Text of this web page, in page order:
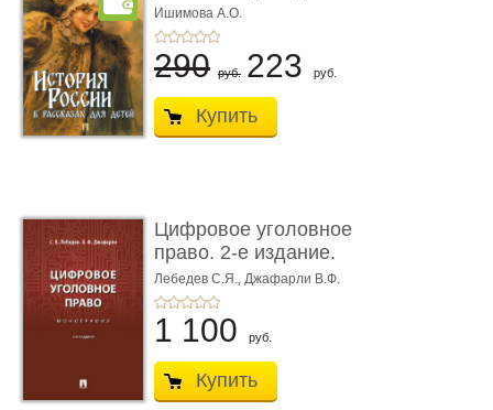
Ишимова А.О.
290 руб. 223 руб.
Купить
Цифровое уголовное
право. 2-е издание.
Монограф ...
Лебедев С.Я., Джафарли В.Ф.
1 100 руб.
Купить